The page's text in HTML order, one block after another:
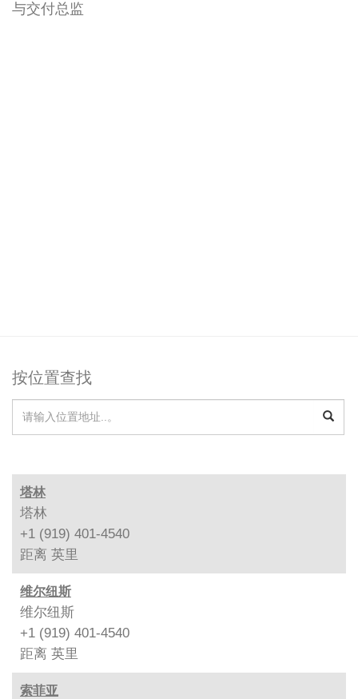
与交付总监
按位置查找
塔林
塔林
+1 (919) 401-4540
距离 英里
维尔纽斯
维尔纽斯
+1 (919) 401-4540
距离 英里
索菲亚